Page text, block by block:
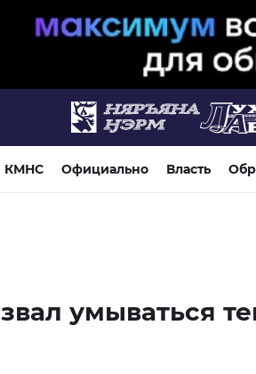
КМНС Официально Власть
умываться